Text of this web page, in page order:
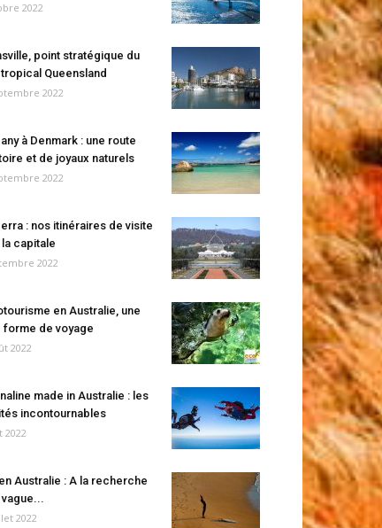
2022
point stratégique du
Queensland
2022
à Denmark : une route
et de joyaux naturels
2022
: nos itinéraires de visite
la capitale
2022
en Australie, une
forme de voyage
2022
made in Australie : les
incontournables
2022
Australie : A la recherche
2022